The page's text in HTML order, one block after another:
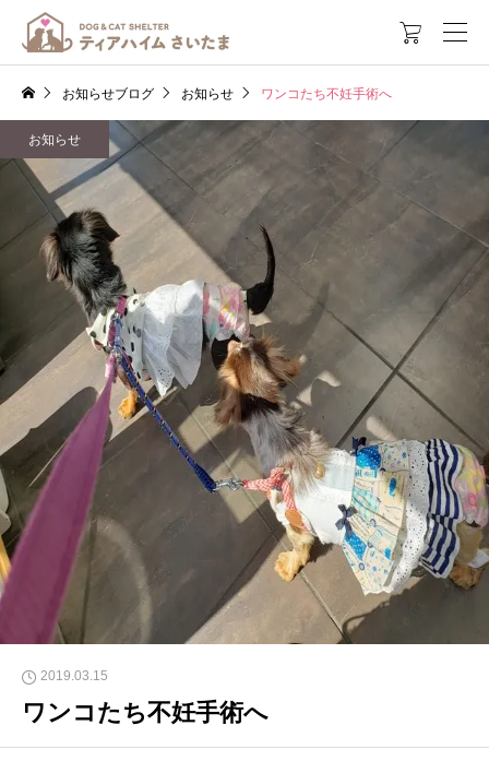

お知らせブログ お知らせ ワンコたち不妊手術へ
お知らせ
2019.03.15
ワンコたち不妊手術へ